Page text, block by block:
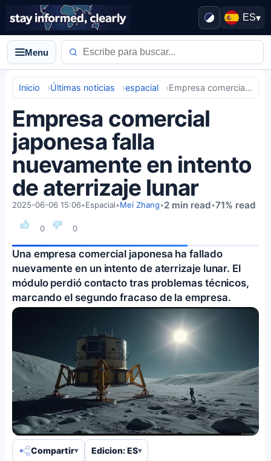
ES▾
Menu
Inicio Últimas noticias espacial Empresa comercial japonesa falla nuevamente en intento de aterrizaje lunar
Empresa comercial
japonesa falla
nuevamente en intento
de aterrizaje lunar
0 0
2025-06-06 15:06•Espacial•Mei Zhang•2 min read•71% read
Una empresa comercial japonesa ha fallado
nuevamente en un intento de aterrizaje lunar. El
módulo perdió contacto tras problemas técnicos,
marcando el segundo fracaso de la empresa.
Compartir Edicion: ES